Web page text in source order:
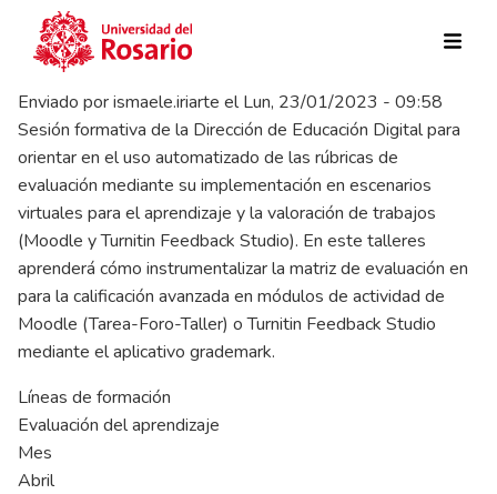
Pasar al contenido principal
Enviado porismaele.iriarte elLun, 23/01/2023 - 09:58
Sesión formativa de la Dirección de Educación Digital para
orientar en el uso automatizado de las rúbricas de
evaluación mediante su implementación en escenarios
virtuales para el aprendizaje y la valoración de trabajos
(Moodle y Turnitin Feedback Studio). En este talleres
aprenderá cómo instrumentalizar la matriz de evaluación en
para la calificación avanzada en módulos de actividad de
Moodle (Tarea-Foro-Taller) o Turnitin Feedback Studio
mediante el aplicativo grademark.
Líneas de formación
Evaluación del aprendizaje
Mes
Abril